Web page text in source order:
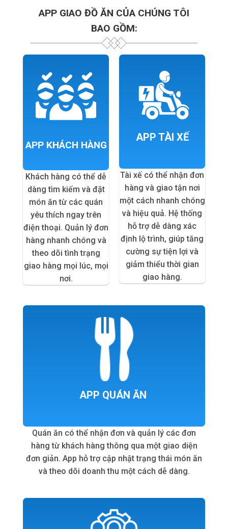
APP GIAO ĐỒ ĂN CỦA CHÚNG TÔI
BAO GỒM:
APP KHÁCH HÀNG
Khách hàng có thể dễ
dàng tìm kiếm và đặt
món ăn từ các quán
yêu thích ngay trên
điện thoại. Quản lý đơn
hàng nhanh chóng và
theo dõi tình trạng
giao hàng mọi lúc, mọi
nơi.
APP TÀI XẾ
Tài xế có thể nhận đơn
hàng và giao tận nơi
một cách nhanh chóng
và hiệu quả. Hệ thống
hỗ trợ dễ dàng xác
định lộ trình, giúp tăng
cường sự tiện lợi và
giảm thiểu thời gian
giao hàng.
APP QUÁN ĂN
Quán ăn có thể nhận đơn và quản lý các đơn
hàng từ khách hàng thông qua một giao diện
đơn giản. App hỗ trợ cập nhật trạng thái món ăn
và theo dõi doanh thu một cách dễ dàng.